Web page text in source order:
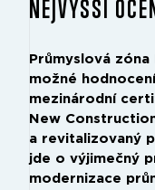
NEJVYŠŠÍ
Průmyslová
možné
mezinárodní
New
a revitalizovaný
jde o výjimečný
modernizace